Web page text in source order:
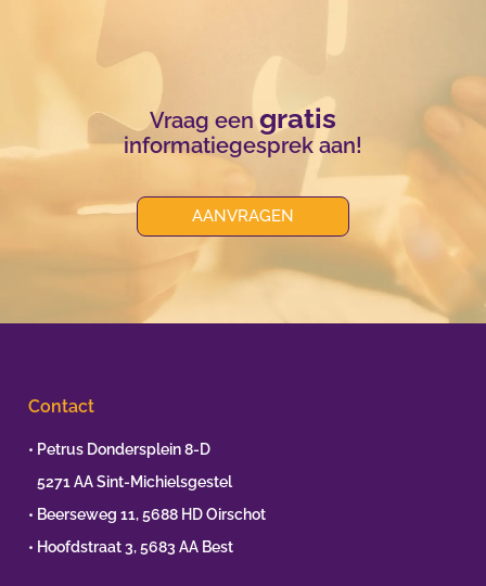
Vraag een gratis
informatiegesprek aan!
AANVRAGEN
Contact
• Petrus Dondersplein 8-D
5271 AA Sint-Michielsgestel
• Beerseweg 11, 5688 HD Oirschot
• Hoofdstraat 3, 5683 AA Best